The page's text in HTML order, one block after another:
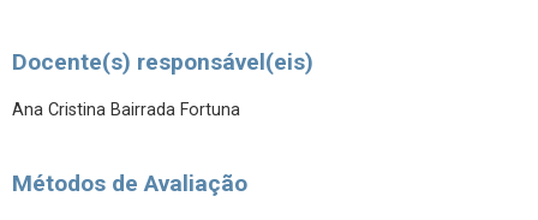
Docente(s) responsável(eis)
Ana Cristina Bairrada Fortuna
Métodos de Avaliação